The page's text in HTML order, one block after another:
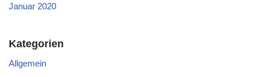
Januar 2020
Kategorien
Allgemein